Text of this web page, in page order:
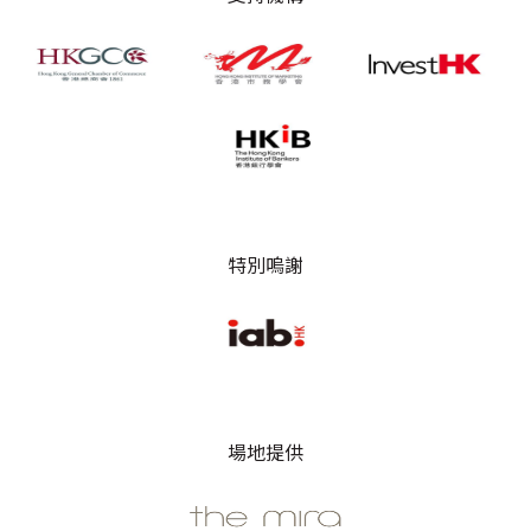
特別嗚謝
場地提供